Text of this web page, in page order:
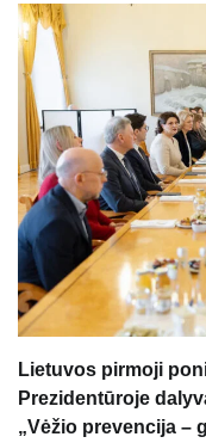
Lietuvos pirmoji
Prezidentūroje
„Vėžio prevencija –